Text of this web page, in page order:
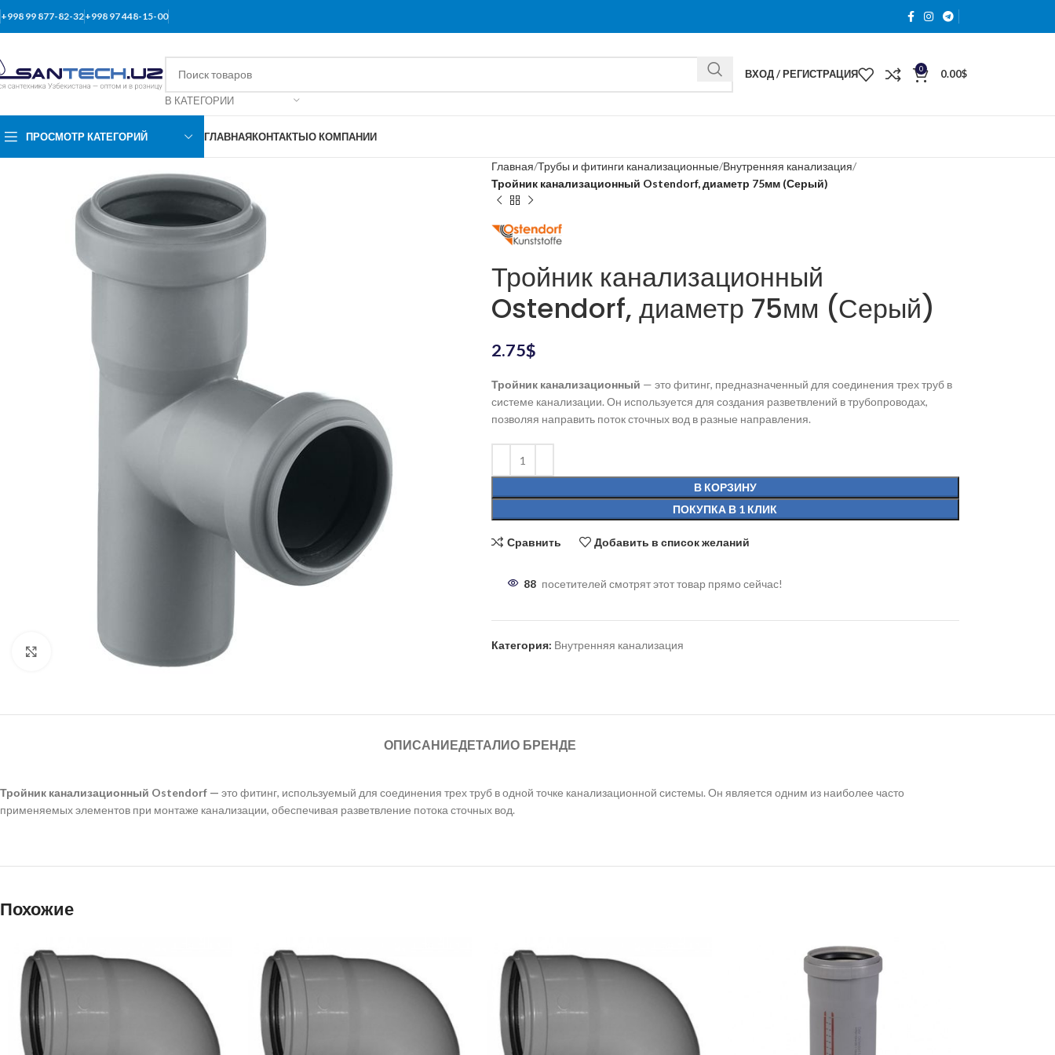
+998 99 877-82-32+998 97 448-15-00
В КАТЕГОРИИ
ВХОД / РЕГИСТРАЦИЯ 0 0.00$
ПРОСМОТР КАТЕГОРИЙ ГЛАВНАЯКОНТАКТЫО КОМПАНИИ
Нажмите, чтобы увеличить
Главная Трубы и фитинги канализационные Внутренняя канализация
Тройник канализационный Ostendorf, диаметр 75мм (Серый)
Тройник канализационный
Ostendorf, диаметр 75мм (Серый)
2.75$
Тройник канализационный — это фитинг, предназначенный для соединения трех труб в
системе канализации. Он используется для создания разветвлений в трубопроводах,
позволяя направить поток сточных вод в разные направления.
В КОРЗИНУ
ПОКУПКА В 1 КЛИК
Сравнить Добавить в список желаний
88 посетителей смотрят этот товар прямо сейчас!
Категория: Внутренняя канализация
ОПИСАНИЕДЕТАЛИО БРЕНДЕ
Тройник канализационный Ostendorf — это фитинг, используемый для соединения трех труб в одной точке канализационной системы. Он является одним из наиболее часто
применяемых элементов при монтаже канализации, обеспечивая разветвление потока сточных вод.
Похожие